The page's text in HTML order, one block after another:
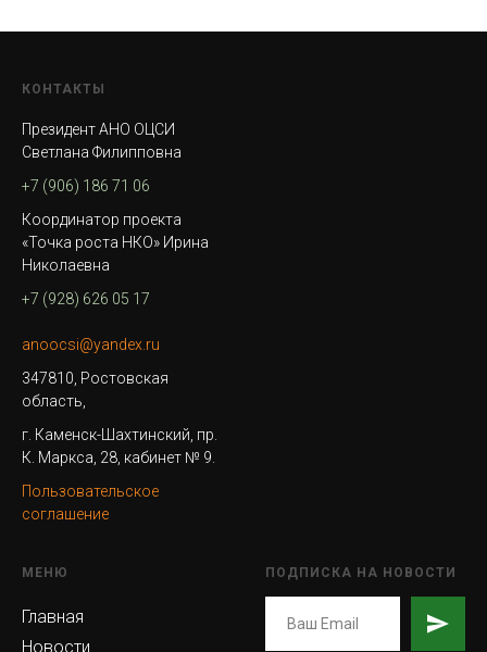
КОНТАКТЫ
Президент АНО ОЦСИ
Светлана Филипповна
+7 (906) 186 71 06
Координатор проекта
«Точка роста НКО» Ирина
Николаевна
+7 (928) 626 05 17
anoocsi@yandex.ru
347810, Ростовская
область,
г. Каменск-Шахтинский, пр.
К. Маркса, 28, кабинет № 9.
Пользовательское
соглашение
МЕНЮ
Главная
Новости
ПОДПИСКА НА НОВОСТИ